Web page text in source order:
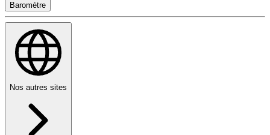
Baromètre
Nos autres sites